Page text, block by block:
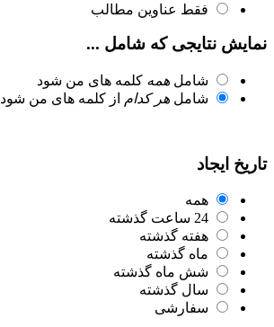
فقط عناوین مطالب
نمایش نتایجی که شامل ...
شامل همه کلمه های من شود
شامل هر کدام از کلمه های من شود
تاریخ ایجاد
همه
24 ساعت گذشته
هفته گذشته
ماه گذشته
شش ماه گذشته
سال گذشته
سفارشی